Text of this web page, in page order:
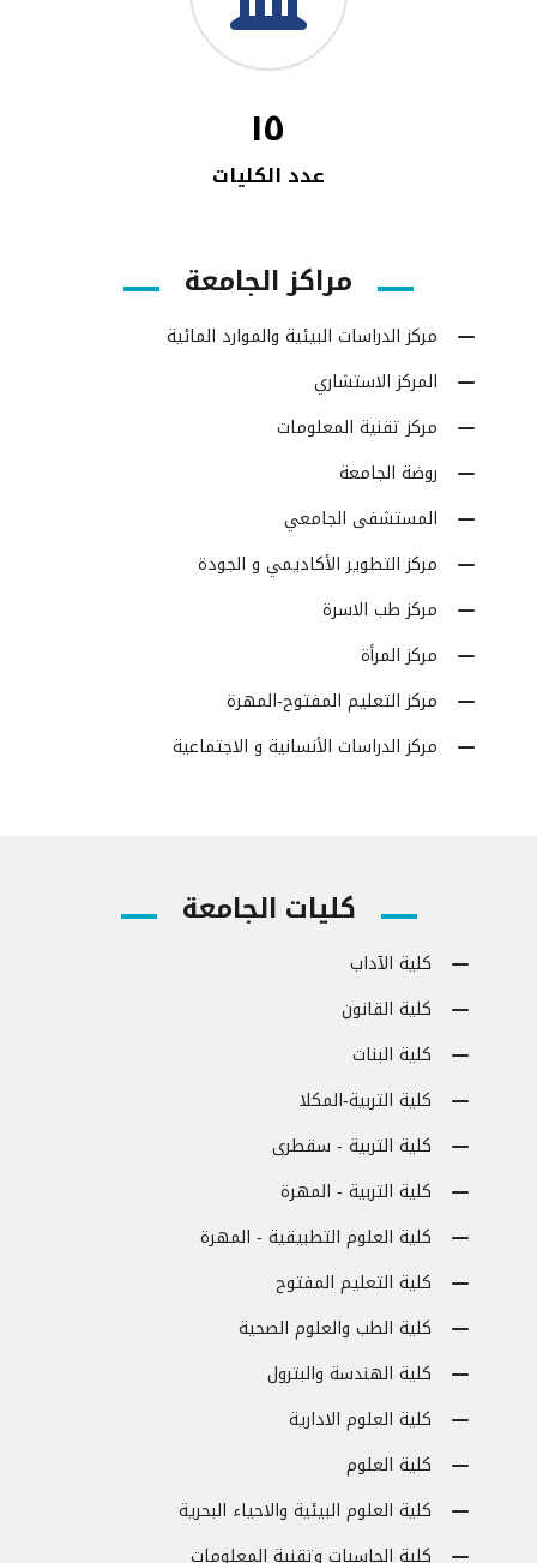
١٥
عدد الكليات
مراكز الجامعة
مركز الدراسات البيئية والموارد المائية
المركز الاستشاري
مركز تقنية المعلومات
روضة الجامعة
المستشفى الجامعي
مركز التطوير الأكاديمي و الجودة
مركز طب الاسرة
مركز المرأة
مركز التعليم المفتوح-المهرة
مركز الدراسات الأنسانية و الاجتماعية
كليات الجامعة
كلية الآداب
كلية القانون
كلية البنات
كلية التربية-المكلا
كلية التربية - سقطرى
كلية التربية - المهرة
كلية العلوم التطبيقية - المهرة
كلية التعليم المفتوح
كلية الطب والعلوم الصحية
كلية الهندسة والبترول
كلية العلوم الادارية
كلية العلوم
كلية العلوم البيئية والاحياء البحرية
كلية الحاسبات وتقنية المعلومات